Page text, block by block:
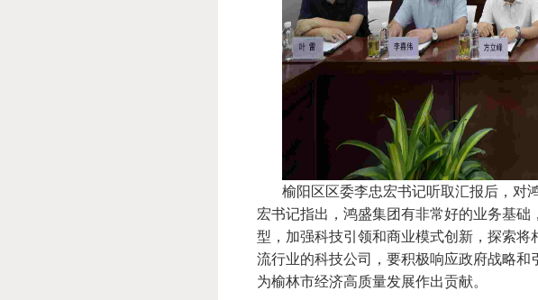
榆阳区区委李忠宏书记听取汇报后，对
宏书记指出，鸿盛集团有非常好的业务基
型，加强科技引领和商业模式创新，探索
流行业的科技公司，要积极响应政府战略和
为榆林市经济高质量发展作出贡献。